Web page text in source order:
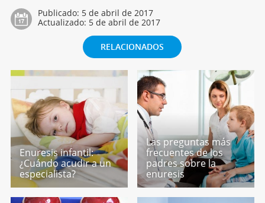
Publicado: 5 de abril de 2017
Actualizado: 5 de abril de 2017
RELACIONADOS
Enuresis infantil:
¿Cuándo acudir a un
especialista?
Las preguntas más
frecuentes de los
padres sobre la
enuresis